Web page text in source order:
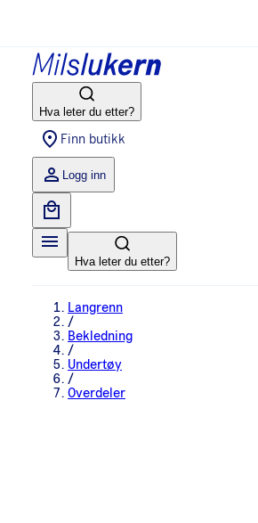
Hva leter du etter?
Finn butikk
Logg inn
Hva leter du etter?
Langrenn
/
Bekledning
/
Undertøy
/
Overdeler